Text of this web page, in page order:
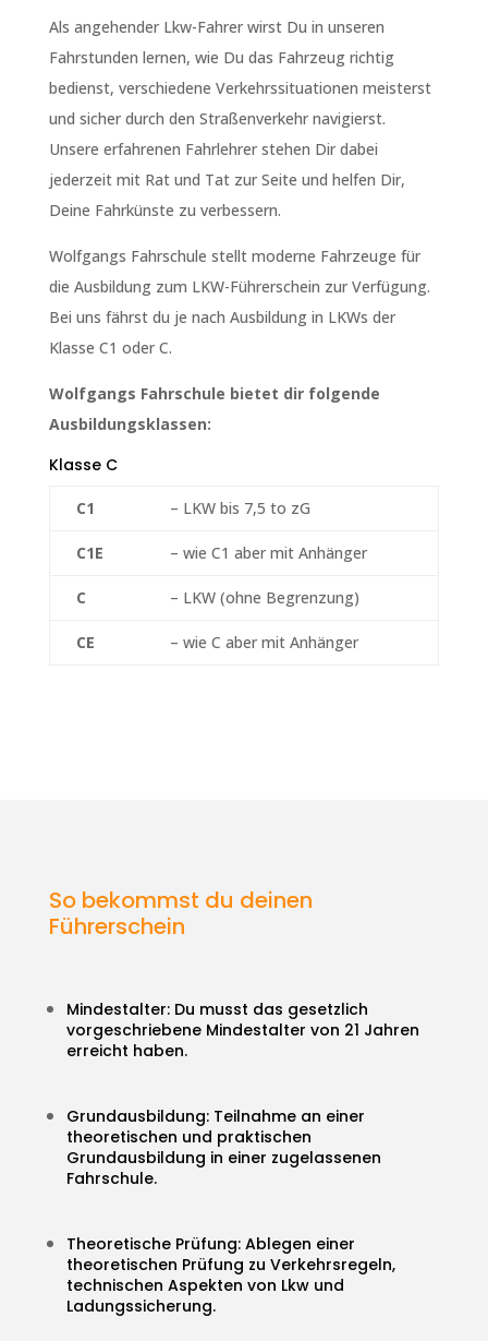
Als angehender Lkw-Fahrer wirst Du in unseren
Fahrstunden lernen, wie Du das Fahrzeug richtig
bedienst, verschiedene Verkehrssituationen meisterst
und sicher durch den Straßenverkehr navigierst.
Unsere erfahrenen Fahrlehrer stehen Dir dabei
jederzeit mit Rat und Tat zur Seite und helfen Dir,
Deine Fahrkünste zu verbessern.
Wolfgangs Fahrschule stellt moderne Fahrzeuge für
die Ausbildung zum LKW-Führerschein zur Verfügung.
Bei uns fährst du je nach Ausbildung in LKWs der
Klasse C1 oder C.
Wolfgangs Fahrschule bietet dir folgende
Ausbildungsklassen:
Klasse C
C1 – LKW bis 7,5 to zG
C1E – wie C1 aber mit Anhänger
C – LKW (ohne Begrenzung)
CE – wie C aber mit Anhänger
So bekommst du deinen
Führerschein
Mindestalter: Du musst das gesetzlich
vorgeschriebene Mindestalter von 21 Jahren
erreicht haben.
Grundausbildung: Teilnahme an einer
theoretischen und praktischen
Grundausbildung in einer zugelassenen
Fahrschule.
Theoretische Prüfung: Ablegen einer
theoretischen Prüfung zu Verkehrsregeln,
technischen Aspekten von Lkw und
Ladungssicherung.